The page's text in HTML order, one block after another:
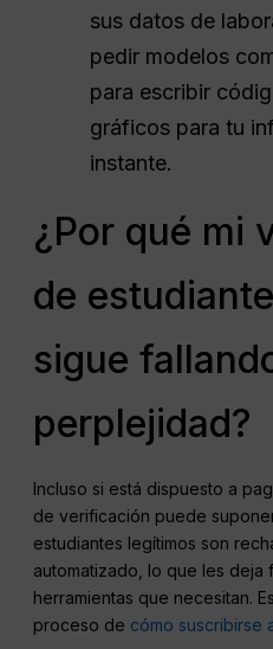
sus datos de
pedir modelos
para escribir
gráficos para tu
instante.
¿Por qué mi
de
sigue
perplejidad?
Incluso si está dispuesto a
de verificación puede
estudiantes legítimos son
automatizado, lo que les deja
herramientas que necesitan.
proceso de cómo suscribirse